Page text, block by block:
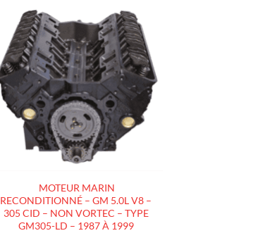
AJOUTER
À LA
LISTE
D’ENVIES
MOTEUR MARIN
RECONDITIONNÉ – GM 5.0L V8 –
305 CID – NON VORTEC – TYPE
GM305-LD – 1987 À 1999